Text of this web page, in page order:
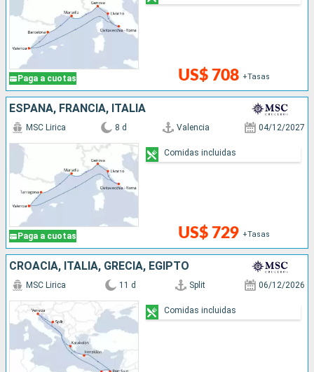
Paga a cuotas US$ 708 +Tasas
ESPAÑA, FRANCIA, ITALIA
Paga a cuotas
MSC Lirica 8 d Valencia 04/12/2027
US$ 729 +Tasas
Comidas incluidas
CROACIA, ITALIA, GRECIA, EGIPTO
MSC Lirica 11 d Split 06/12/2026
Comidas incluidas